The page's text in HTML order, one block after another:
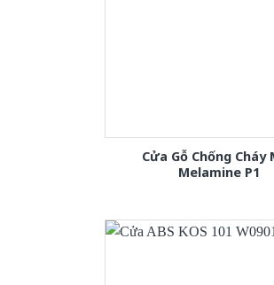
Cửa Gỗ Chống Cháy
Melamine P1